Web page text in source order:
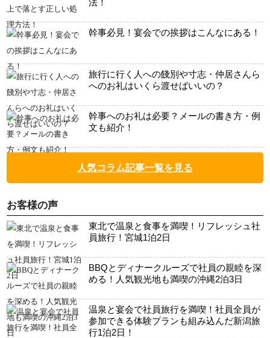
幹事必見！宴会での挨拶はこんなにある！
旅行に行く人への餞別や寸志・仲居さんら
へのお礼はいくら渡せばいいの？
幹事へのお礼は必要？メールの書き方・例
文も紹介！
人気コラム記事一覧を見る
お客様の声
東北で温泉と食事を満喫！リフレッシュ社
員旅行！宮城1泊2日
BBQとディナークルーズで社員の親睦を深
める！人気観光地も満喫の沖縄2泊3日
温泉と宴会で社員旅行を満喫！社員全員が
参加できる体験プランも組み込んだ新潟旅
行1泊2日！